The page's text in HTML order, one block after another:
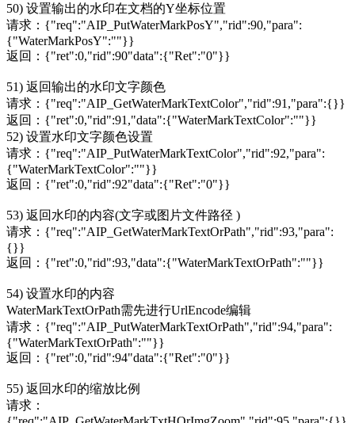
50) 设置输出的水印在文档的Y坐标位置
请求：{"req":"AIP_PutWaterMarkPosY","rid":90,"para":
{"WaterMarkPosY":""}}
返回：{"ret":0,"rid":90"data":{"Ret":"0"}}
51) 返回输出的水印文字颜色
请求：{"req":"AIP_GetWaterMarkTextColor","rid":91,"para":{}}
返回：{"ret":0,"rid":91,"data":{"WaterMarkTextColor":""}}
52) 设置水印文字颜色设置
请求：{"req":"AIP_PutWaterMarkTextColor","rid":92,"para":
{"WaterMarkTextColor":""}}
返回：{"ret":0,"rid":92"data":{"Ret":"0"}}
53) 返回水印的内容(文字或图片文件路径 )
请求：{"req":"AIP_GetWaterMarkTextOrPath","rid":93,"para":
{}}
返回：{"ret":0,"rid":93,"data":{"WaterMarkTextOrPath":""}}
54) 设置水印的内容
WaterMarkTextOrPath需先进行UrlEncode编辑
请求：{"req":"AIP_PutWaterMarkTextOrPath","rid":94,"para":
{"WaterMarkTextOrPath":""}}
返回：{"ret":0,"rid":94"data":{"Ret":"0"}}
55) 返回水印的缩放比例
请求：